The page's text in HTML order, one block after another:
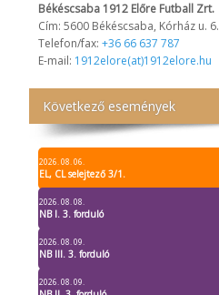
Békéscsaba 1912 Előre Futball Zrt.
Cím: 5600 Békéscsaba, Kórház u. 6.
Telefon/fax: +36 66 637 787
E-mail: 1912elore(at)1912elore.hu
Következő események
2026. 08. 06.
EL, CL selejtező 3/1.
2026. 08. 08.
NB I. 3. forduló
2026. 08. 09.
NB III. 3. forduló
2026. 08. 09.